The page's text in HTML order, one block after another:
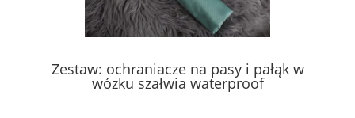
Zestaw: ochraniacze na pasy i pałąk w
wózku szałwia waterproof